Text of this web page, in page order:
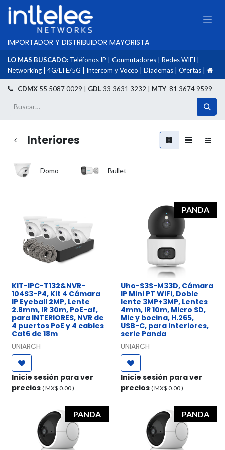
IMPORTADOR Y DISTRIBUIDOR MAYORISTA
LO MAS BUSCADO: Teléfonos IP Conmutadores Redes WIFI
Networking
4G/LTE/5G Intercom y Voceo Diademas Ofertas
CDMX 55 5087 0029 | GDL33 3631 3232 | MTY 81 3674 9599
Interiores
Domo Bullet
KIT-IPC-T132&NVR-
104S3-P4, Kit 4 Cámara
IP Eyeball 2MP, Lente
2.8mm, IR 30m, PoE-af,
para INTERIORES, NVR de
4 puertos PoE y 4 cables
Cat6 de 18m
UNIARCH
Inicie sesión para ver
precios ( MX$ 0.00)
PANDA
Uho-S3S-M33D, Cámara
IP Mini PT WiFi, Doble
lente 3MP+3MP, Lentes
4mm, IR 10m, Micro SD,
Mic y bocina, H.265,
USB-C, para interiores,
serie Panda
UNIARCH
Inicie sesión para ver
precios ( MX$ 0.00)
PANDA PANDA